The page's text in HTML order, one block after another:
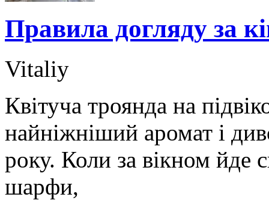
Правила догляду за
Vitaliy
Квітуча троянда на
найніжніший аромат і
року. Коли за вікном йде
шарфи,